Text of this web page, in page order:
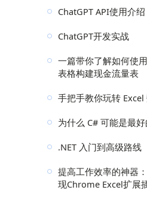
ChatGPT API使用介绍
ChatGPT开发实战
一篇带你了解如何使
表格构建现金流量表
手把手教你玩转
为什么 C# 可能是最
.NET 入门到高级路线
提高工作效率的神器
现Chrome Excel扩展